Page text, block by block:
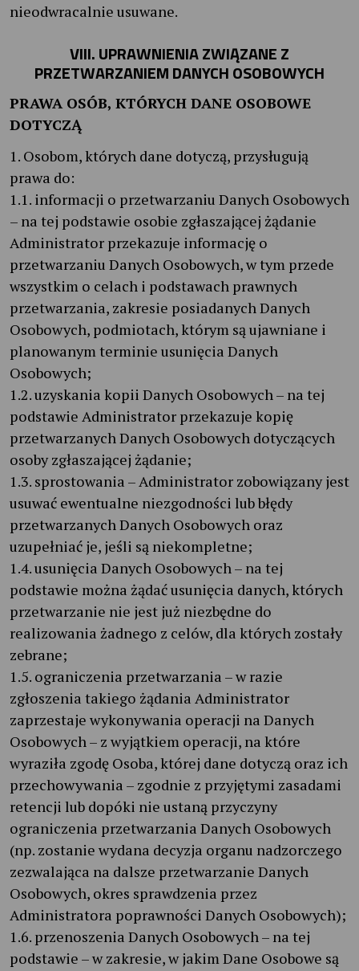
nieodwracalnie usuwane.
VIII. UPRAWNIENIA ZWIĄZANE Z
PRZETWARZANIEM DANYCH OSOBOWYCH
PRAWA OSÓB, KTÓRYCH DANE OSOBOWE
DOTYCZĄ
1. Osobom, których dane dotyczą, przysługują
prawa do:
1.1. informacji o przetwarzaniu Danych Osobowych
– na tej podstawie osobie zgłaszającej żądanie
Administrator przekazuje informację o
przetwarzaniu Danych Osobowych, w tym przede
wszystkim o celach i podstawach prawnych
przetwarzania, zakresie posiadanych Danych
Osobowych, podmiotach, którym są ujawniane i
planowanym terminie usunięcia Danych
Osobowych;
1.2. uzyskania kopii Danych Osobowych – na tej
podstawie Administrator przekazuje kopię
przetwarzanych Danych Osobowych dotyczących
osoby zgłaszającej żądanie;
1.3. sprostowania – Administrator zobowiązany jest
usuwać ewentualne niezgodności lub błędy
przetwarzanych Danych Osobowych oraz
uzupełniać je, jeśli są niekompletne;
1.4. usunięcia Danych Osobowych – na tej
podstawie można żądać usunięcia danych, których
przetwarzanie nie jest już niezbędne do
realizowania żadnego z celów, dla których zostały
zebrane;
1.5. ograniczenia przetwarzania – w razie
zgłoszenia takiego żądania Administrator
zaprzestaje wykonywania operacji na Danych
Osobowych – z wyjątkiem operacji, na które
wyraziła zgodę Osoba, której dane dotyczą oraz ich
przechowywania – zgodnie z przyjętymi zasadami
retencji lub dopóki nie ustaną przyczyny
ograniczenia przetwarzania Danych Osobowych
(np. zostanie wydana decyzja organu nadzorczego
zezwalająca na dalsze przetwarzanie Danych
Osobowych, okres sprawdzenia przez
Administratora poprawności Danych Osobowych);
1.6. przenoszenia Danych Osobowych – na tej
podstawie – w zakresie, w jakim Dane Osobowe są